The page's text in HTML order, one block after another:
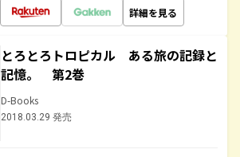
詳細を見る
とろとろトロピカル ある旅の記録と
記憶。 第2巻
D-Books
2018.03.29 発売